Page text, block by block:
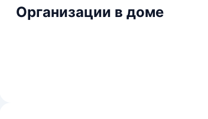
Организации в доме